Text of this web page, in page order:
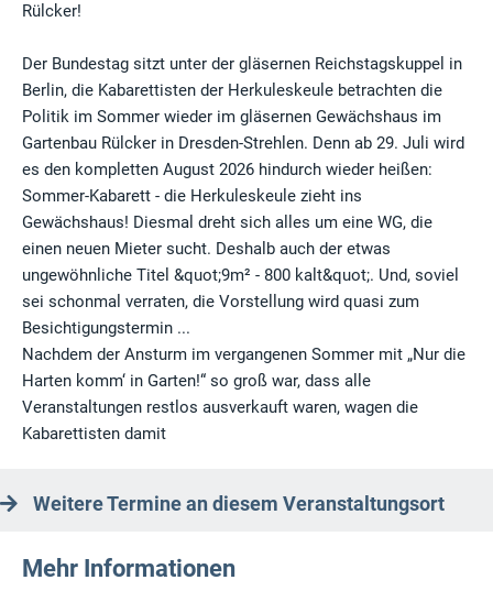
Rülcker!
Der Bundestag sitzt unter der gläsernen Reichstagskuppel in
Berlin, die Kabarettisten der Herkuleskeule betrachten die
Politik im Sommer wieder im gläsernen Gewächshaus im
Gartenbau Rülcker in Dresden-Strehlen. Denn ab 29. Juli wird
es den kompletten August 2026 hindurch wieder heißen:
Sommer-Kabarett - die Herkuleskeule zieht ins
Gewächshaus! Diesmal dreht sich alles um eine WG, die
einen neuen Mieter sucht. Deshalb auch der etwas
ungewöhnliche Titel &quot;9m² - 800 kalt&quot;. Und, soviel
sei schonmal verraten, die Vorstellung wird quasi zum
Besichtigungstermin ...
Nachdem der Ansturm im vergangenen Sommer mit „Nur die
Harten komm‘ in Garten!“ so groß war, dass alle
Veranstaltungen restlos ausverkauft waren, wagen die
Kabarettisten damit
Weitere Termine an diesem Veranstaltungsort
Mehr Informationen